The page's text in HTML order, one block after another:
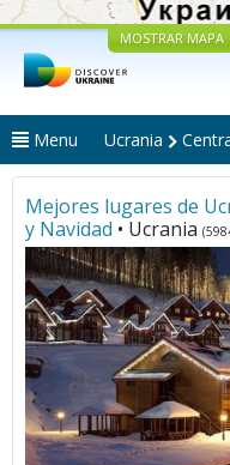
MOSTRAR MAPA
Menu Ucrania
Mejores lugares de
y Navidad • Ucrania